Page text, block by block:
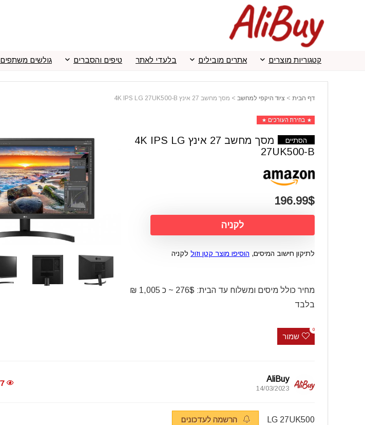
קטגוריות מוצרים אתרים מובילים בלעדי לאתר טיפים והסברים גולשים משתפים
דף הבית > ציוד היקפי למחשב > מסך מחשב 27 אינץ 4K IPS LG 27UK500-B
בחירת העורכים
הסתיים
מסך מחשב 27 אינץ 4K IPS LG
27UK500-B
196.99$
לקניה
לתיקון חישוב המיסים, הוסיפו מוצר קטן וזול לקניה
מחיר כולל מיסים ומשלוח עד הבית: 276$ ~ כ 1,005 ₪
בלבד
שמור
0
AliBuy
14/03/2023
LG 27UK500 הרשמה לעדכונים